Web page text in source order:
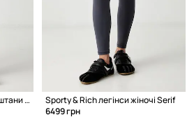
adidas Originals спортивні штани жіночі
Sporty & Rich легінси жіночі Serif
6499 грн